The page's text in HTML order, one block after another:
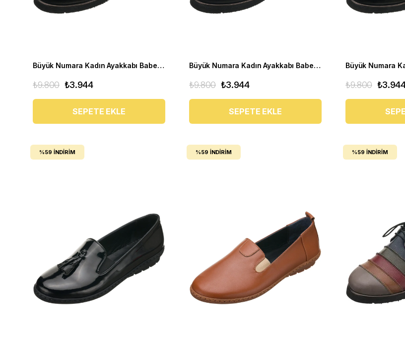
Büyük Numara Kadın Ayakkabı Babet MYG2002 siyah R
₺3.944
₺9.800
SEPETE EKLE
Büyük Numara Kadın Ayakkabı Babet MYG2002 siyah D
₺3.944
₺9.800
SEPETE EKLE
₺9.800
%59 İNDIRIM %59 İNDIRIM %59 İNDIRIM